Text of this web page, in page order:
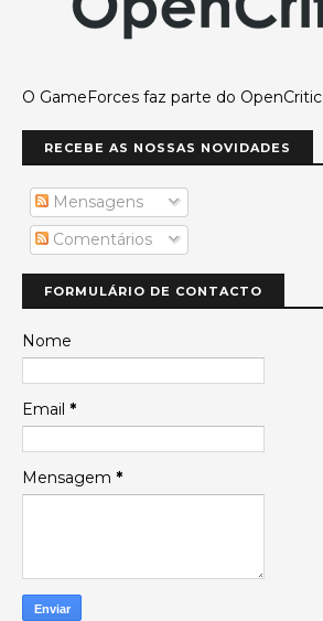
O GameForces faz parte do OpenCritic
RECEBE AS NOSSAS NOVIDADES
Mensagens
Comentários
FORMULÁRIO DE CONTACTO
Nome
Email *
Mensagem *